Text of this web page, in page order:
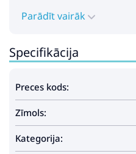
Parādīt vairāk
Specifikācija
Preces kods:
Zīmols:
Kategorija: